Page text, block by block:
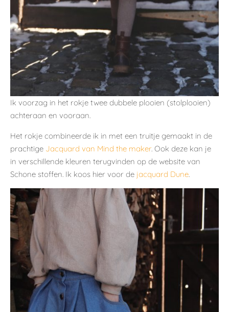
Ik voorzag in het rokje twee dubbele plooien (stolplooien)
achteraan en vooraan.
Het rokje combineerde ik in met een truitje gemaakt in de
prachtige Jacquard van Mind the maker. Ook deze kan je
in verschillende kleuren terugvinden op de website van
Schone stoffen. Ik koos hier voor de jacquard Dune.